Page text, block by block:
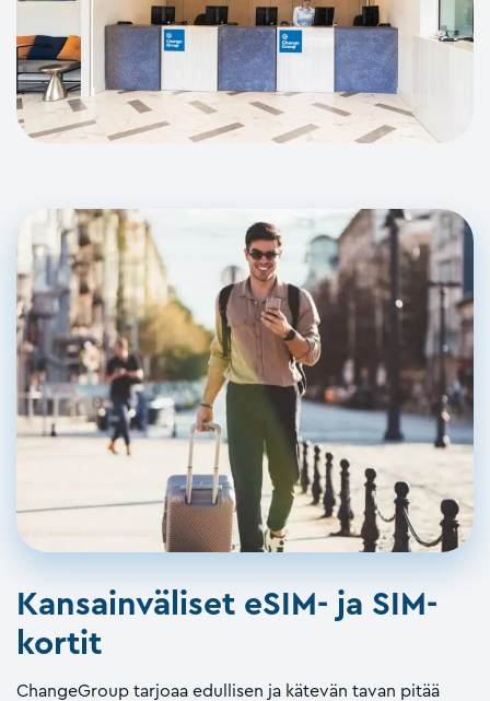
Kansainväliset eSIM- ja SIM-
kortit
ChangeGroup tarjoaa edullisen ja kätevän tavan pitää